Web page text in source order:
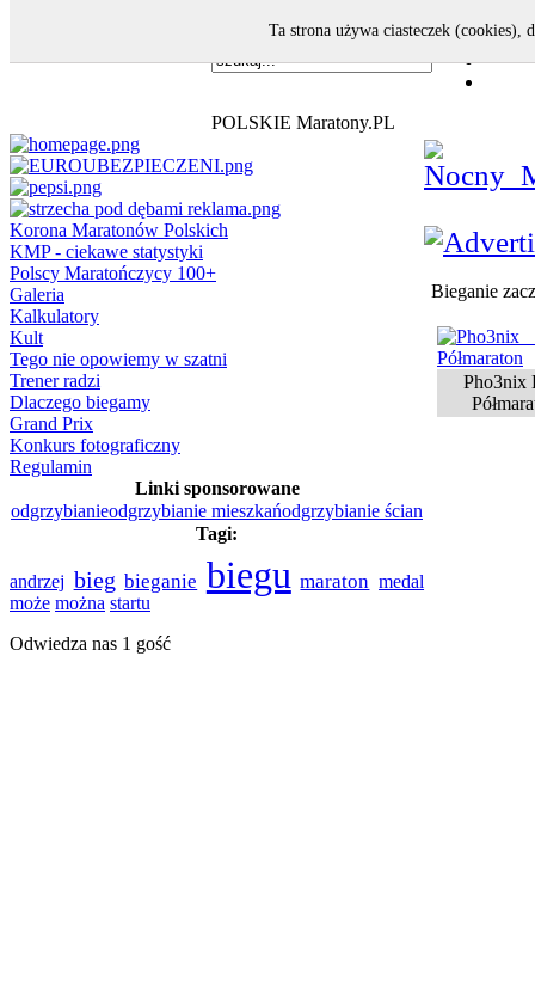
POLSKIE Maratony.PL
Korona Maratonów Polskich
KMP - ciekawe statystyki
Polscy Maratończycy 100+
Galeria
Kalkulatory
Kult
Tego nie opowiemy w szatni
Trener radzi
Dlaczego biegamy
Grand Prix
Konkurs fotograficzny
Regulamin
Linki sponsorowane
odgrzybianieodgrzybianie mieszkańodgrzybianie ścian
Tagi:
andrzej bieg bieganie biegu maraton medal
może można startu
Odwiedza nas 1 gość
Bieganie
Pho3nix
Ta strona używa ciasteczek (cookies),